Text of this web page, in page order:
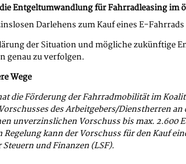
die Entgeltumwandlung für Fahrradleasing
Darlehens zum Kauf eines E-
der Situation und mögliche zukünftige
genau zu verfolgen.
Wege
die Förderung der Fahrradmobilität im
des Arbeitgebers/Dienstherren
unverzinslichen Vorschuss bis max. 2.600
Regelung kann der Vorschuss für den Kauf
und Finanzen (LSF).